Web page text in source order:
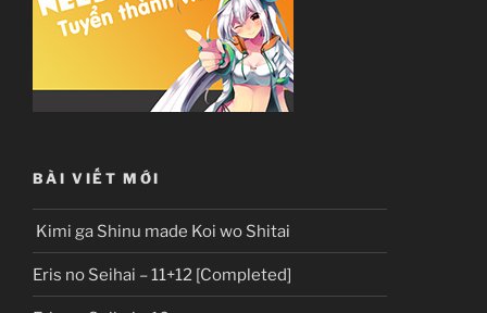
BÀI VIẾT MỚI
Kimi ga Shinu made Koi wo Shitai
Eris no Seihai – 11+12 [Completed]